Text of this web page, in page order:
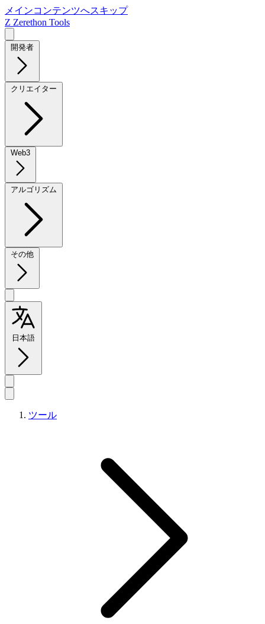
メインコンテンツへスキップ
Z Zerethon Tools
開発者
クリエイター
Web3
アルゴリズム
その他
日本語
ツール